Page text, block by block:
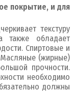
покрытие, и для
текстуру
также обладает
Спиртовые и
Масляные (жирные)
прочности.
необходимо
должны